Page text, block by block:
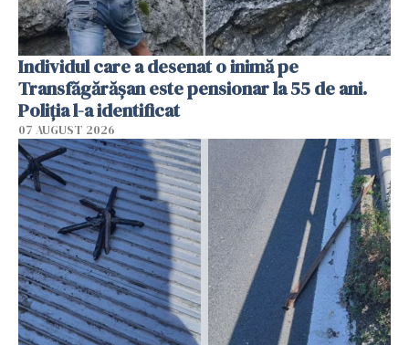
Individul care a desenat o inimă pe
Transfăgărășan este pensionar la 55 de ani.
Poliția l-a identificat
07 AUGUST 2026